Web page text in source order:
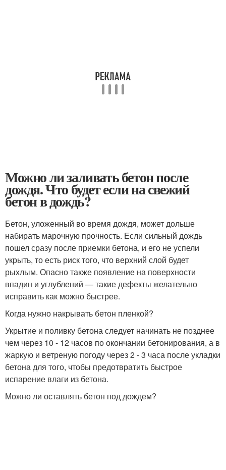
Можно ли заливать бетон после
дождя. Что будет если на свежий
бетон в дождь?
Бетон, уложенный во время дождя, может дольше
набирать марочную прочность. Если сильный дождь
пошел сразу после приемки бетона, и его не успели
укрыть, то есть риск того, что верхний слой будет
рыхлым. Опасно также появление на поверхности
впадин и углублений — такие дефекты желательно
исправить как можно быстрее.
Когда нужно накрывать бетон пленкой?
Укрытие и поливку бетона следует начинать не позднее
чем через 10 - 12 часов по окончании бетонирования, а в
жаркую и ветреную погоду через 2 - 3 часа после укладки
бетона для того, чтобы предотвратить быстрое
испарение влаги из бетона.
Можно ли оставлять бетон под дождем?